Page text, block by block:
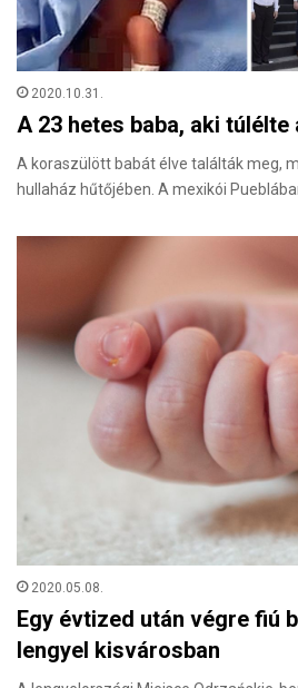
2020.10.31.
A 23 hetes baba, aki
A koraszülött babát élve találták meg,
hullaház hűtőjében. A mexikói
2020.05.08.
Egy évtized után végre fiú
lengyel kisvárosban